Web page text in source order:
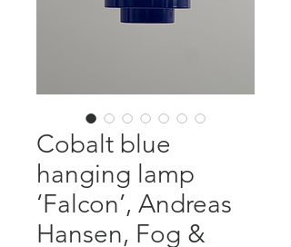
Cobalt blue
hanging lamp
‘Falcon’, Andreas
Hansen, Fog &